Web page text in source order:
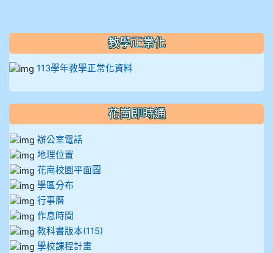
教學正常化
113學年教學正常化資料
花崗即時通
辦公室電話
地理位置
花崗校園平面圖
學區分布
行事曆
作息時間
教科書版本(115)
學校課程計畫